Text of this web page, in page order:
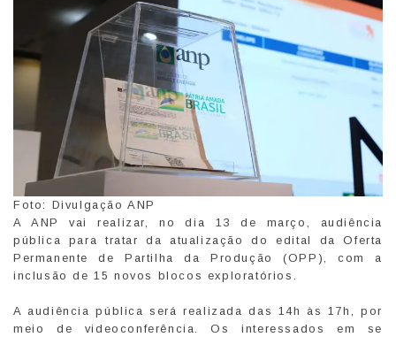
Foto: Divulgação ANP
A ANP vai realizar, no dia 13 de março, audiência
pública para tratar da atualização do edital da Oferta
Permanente de Partilha da Produção (OPP), com a
inclusão de 15 novos blocos exploratórios.
A audiência pública será realizada das 14h às 17h, por
meio de videoconferência. Os interessados em se